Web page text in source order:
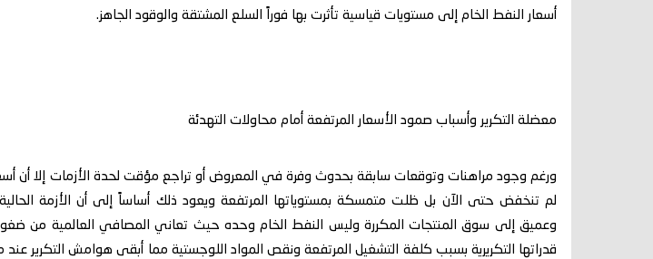
أسعار النفط الخام إلى مستويات قياسية تأثرت بها فوراً السلع المشتقة والوقود الجاهز.
معضلة التكرير وأسباب صمود الأسعار المرتفعة أمام محاولات التهدئة
​ورغم وجود مراهنات وتوقعات سابقة بحدوث وفرة في المعروض أو تراجع مؤقت لحدة الأزمات إلا أن
لم تنخفض حتى الآن بل ظلت متمسكة بمستوياتها المرتفعة ويعود ذلك أساساً إلى أن الأزمة
وعميق إلى سوق المنتجات المكررة وليس النفط الخام وحده حيث تعاني المصافي العالمية من
قدراتها التكريرية بسبب كلفة التشغيل المرتفعة ونقص المواد اللوجستية مما أبقى هوامش التكرير عند